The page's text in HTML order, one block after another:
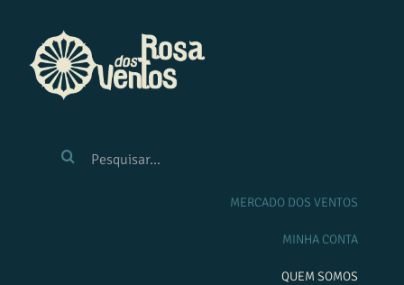
conteúdo
RESULTADOS
MERCADO DOS VENTOS
MINHA CONTA
QUEM SOMOS